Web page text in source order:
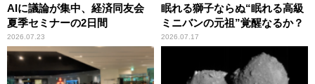
AIに議論が集中、経済同友会
夏季セミナーの2日間
2026.07.23
眠れる獅子ならぬ“眠れる高級
ミニバンの元祖”覚醒なるか？
2026.07.17